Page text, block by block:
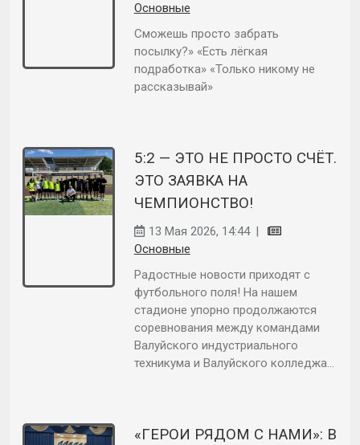
Основные
Сможешь просто забрать
посылку?» «Есть лёгкая
подработка» «Только никому не
рассказывай»
5:2 — ЭТО НЕ ПРОСТО СЧЁТ.
ЭТО ЗАЯВКА НА
ЧЕМПИОНСТВО!
13 Мая 2026, 14:44 |
Основные
Радостные новости приходят с
футбольного поля! На нашем
стадионе упорно продолжаются
соревнования между командами
Валуйского индустриального
техникума и Валуйского колледжа...
«ГЕРОИ РЯДОМ С НАМИ»: В